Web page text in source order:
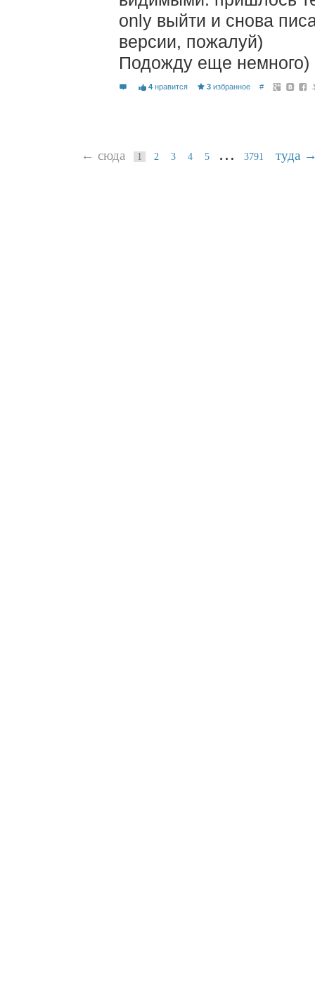
only выйти и снова
версии, пожалуй)
Подожду еще немного)
4 нравится 3 избранное #
← сюда 1 2 3 4 5 … 3791 туда